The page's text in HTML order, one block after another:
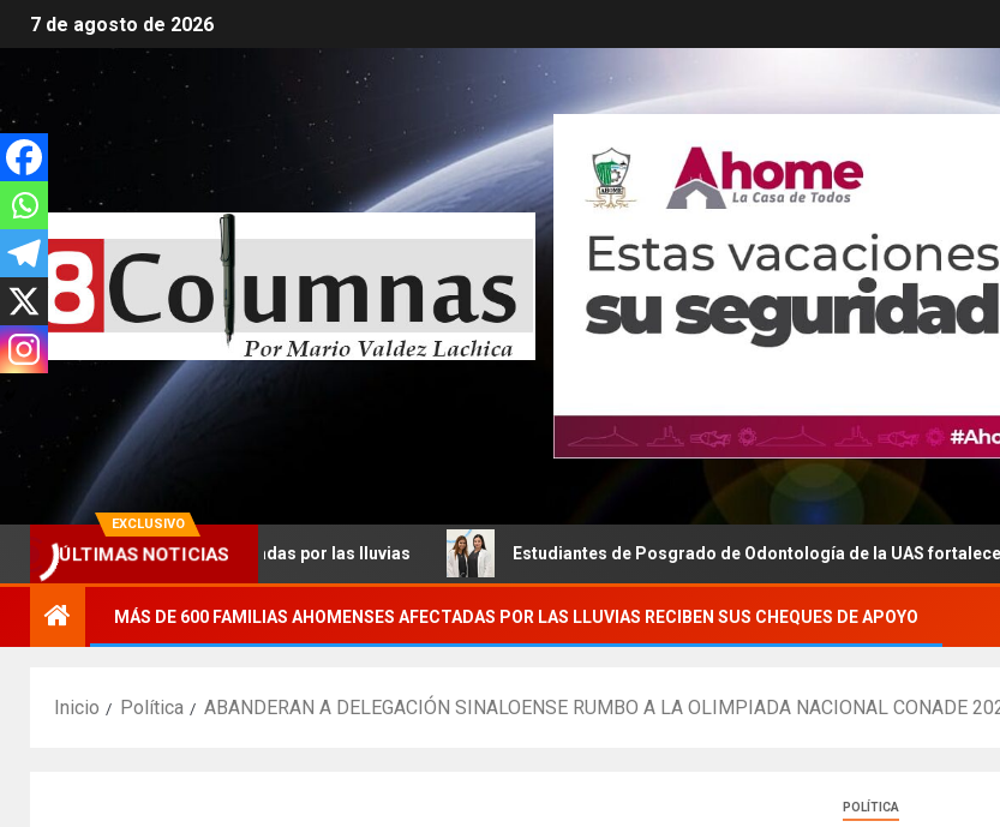
7 de agosto de 2026
EXCLUSIVO
ÚLTIMAS NOTICIAS
familias afectadas por las lluvias Estudiantes de Posgrado de Odontología de la UAS fortalecen su
MÁS DE 600 FAMILIAS AHOMENSES AFECTADAS POR LAS LLUVIAS RECIBEN SUS CHEQUES DE APOYO
Inicio Política ABANDERAN A DELEGACIÓN SINALOENSE RUMBO A LA OLIMPIADA NACIONAL CONADE
POLÍTICA